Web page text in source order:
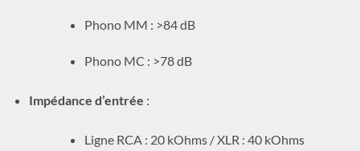
Phono MM : >84 dB
Phono MC : >78 dB
Impédance d’entrée :
Ligne RCA : 20 kOhms / XLR : 40 kOhms